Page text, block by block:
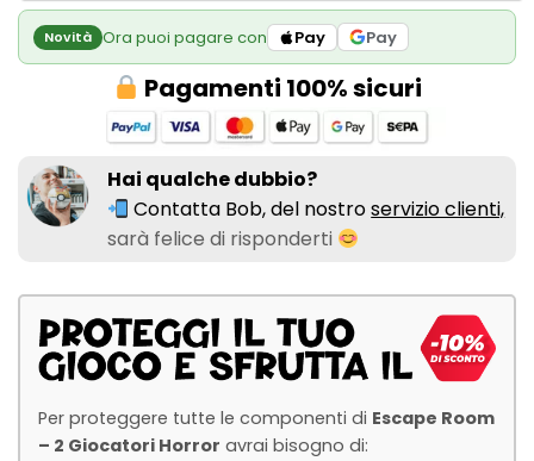
Novità Ora puoi pagare con Pay Pay
Pagamenti 100% sicuri
Hai qualche dubbio?
Contatta Bob, del nostroservizio clienti,
sarà felice di risponderti
Per proteggere tutte le componenti di Escape Room
– 2 Giocatori Horror avrai bisogno di: